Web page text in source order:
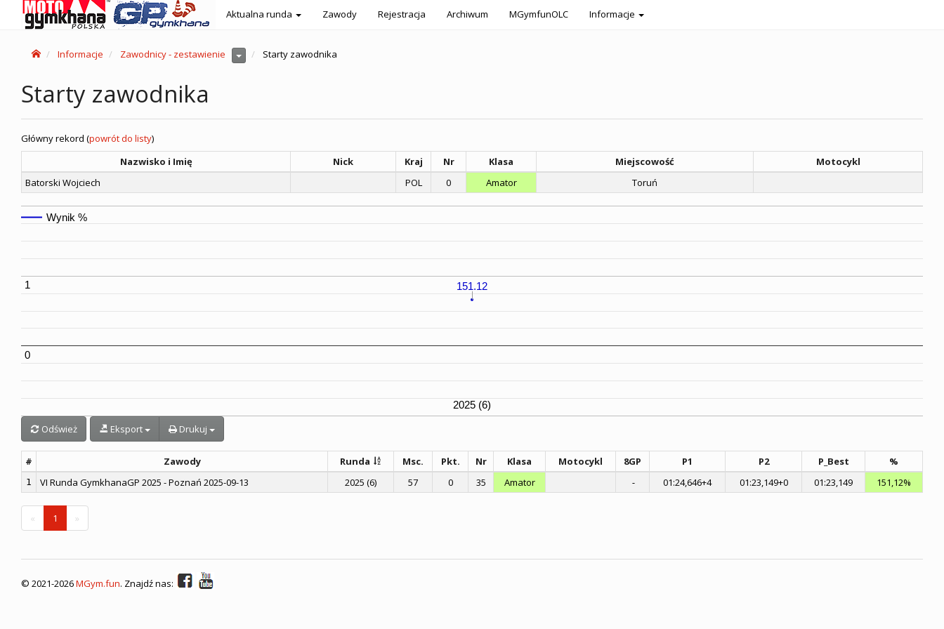
Aktualna runda Zawody Rejestracja Archiwum MGymfunOLC Informacje
Informacje Zawodnicy - zestawienie Starty zawodnika
Starty zawodnika
Główny rekord (powrót do listy)
Nazwisko i Imię
Nick Kraj Nr Klasa Miejscowość
Motocykl
Batorski Wojciech
POL 0 Amator Toruń
2025 (6)
0
1 151.12
Wynik %
Odśwież Eksport Drukuj
# Zawody Runda Msc. Pkt. Nr Klasa Motocykl 8GP P1 P2 P_Best %
1 VI Runda GymkhanaGP 2025 - Poznań 2025-09-13 2025 (6) 57 0 35 Amator - 01:24,646+4 01:23,149+0 01:23,149 151,12%
« 1 »
© 2021-2026MGym.fun. Znajdź nas: